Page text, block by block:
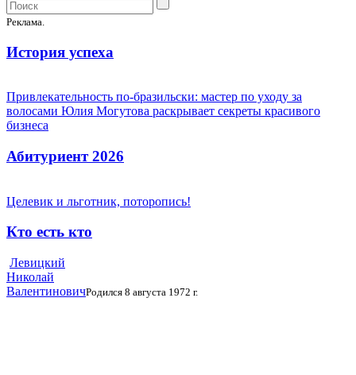
Реклама.
История успеха
Привлекательность по-бразильски: мастер по уходу за
волосами Юлия Могутова раскрывает секреты красивого
бизнеса
Абитуриент 2026
Целевик и льготник, поторопись!
Кто есть кто
Левицкий
Николай
ВалентиновичРодился 8 августа 1972 г.